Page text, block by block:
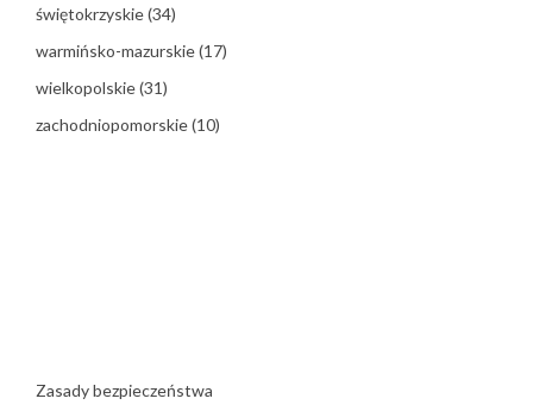
świętokrzyskie(34)
warmińsko-mazurskie(17)
wielkopolskie(31)
zachodniopomorskie(10)
Zasady bezpieczeństwa